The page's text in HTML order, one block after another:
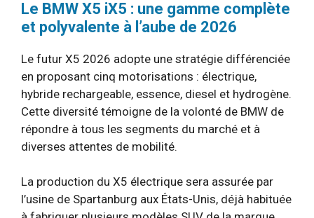
Le BMW X5 iX5 : une gamme complète
et polyvalente à l’aube de 2026
Le futur X5 2026 adopte une stratégie différenciée
en proposant cinq motorisations : électrique,
hybride rechargeable, essence, diesel et hydrogène.
Cette diversité témoigne de la volonté de BMW de
répondre à tous les segments du marché et à
diverses attentes de mobilité.
La production du X5 électrique sera assurée par
l’usine de Spartanburg aux États-Unis, déjà habituée